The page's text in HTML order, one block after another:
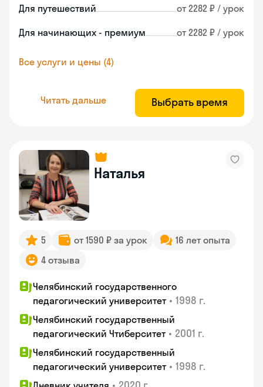
Для путешествий от 2282 ₽ / урок
Для начинающих - премиум от 2282 ₽ / урок
Все услуги и цены (4)
Читать дальше Выбрать время
Наталья
5 от 1590 ₽ за урок
16 лет опыта
4 отзыва
Челябинский государственного
педагогический университет • 1998 г.
Челябинский государственный
педагогический Чтиберситет • 2001 г.
Челябинский государственный
педагогический университет • 1998 г.